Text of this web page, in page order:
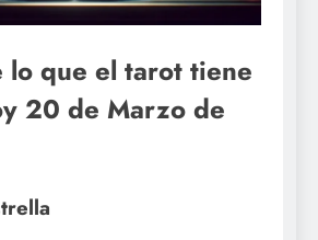
lo que el tarot tiene
20 de Marzo de